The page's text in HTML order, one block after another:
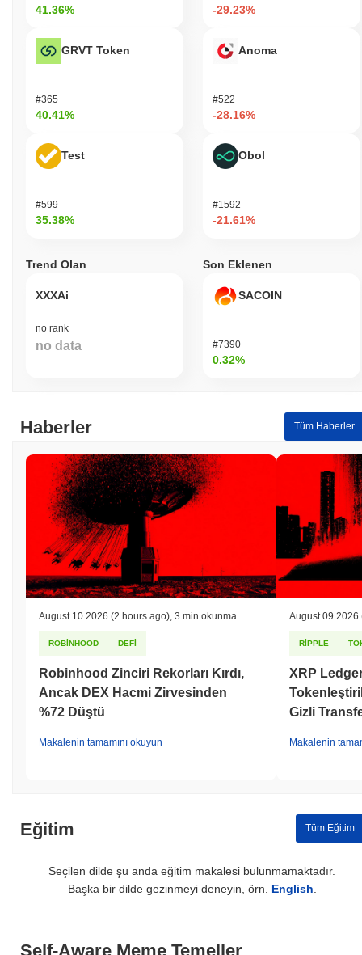
41.36%
GRVT Token
#365
40.41%
Test
#599
35.38%
-29.23%
Anoma
#522
-28.16%
Obol
#1592
-21.61%
Trend Olan
XXXAi
no rank
no data
Son Eklenen
SACOIN
#7390
0.32%
Haberler Tüm Haberler
August 10 2026 (2 hours ago) 3 min okunma
ROBINHOOD DEFI
Robinhood Zinciri Rekorları Kırdı,
Ancak DEX Hacmi Zirvesinden
%72 Düştü
Makalenin tamamını okuyun
August 09 2026
RIPPLE
XRP
Gizli
Makalenin
Eğitim Tüm Eğitim
Seçilen dilde şu anda eğitim makalesi bulunmamaktadır.
Başka bir dilde gezinmeyi deneyin, örn. English
Self-Aware Meme Temeller